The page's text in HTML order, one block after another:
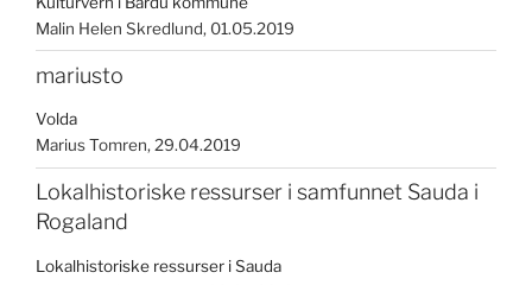
Malin Helen Skredlund 01.05.2019
mariusto
Volda
Marius Tomren 29.04.2019
Lokalhistoriske ressurser i samfunnet Sauda i
Rogaland
Lokalhistoriske ressurser i Sauda